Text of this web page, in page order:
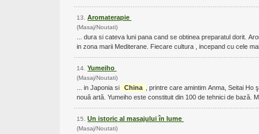
13.Aromaterapie
(Masaj/Noutati)
... dura
in zona marii Mediterane. Fiecare cultura , incepand cu
14.Yumeiho
(Masaj/Noutati)
... in Japonia si China
, printre care amintim Anma, Seitai
nouă
15.Un istoric al masajului în lume
(Masaj/Noutati)